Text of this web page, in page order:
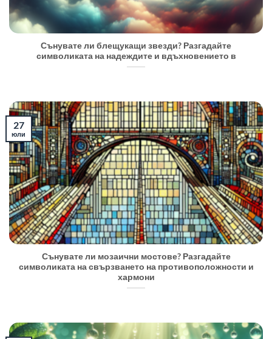
Сънувате ли блещукащи звезди? Разгадайте
символиката на надеждите и вдъхновението в
Сънувате ли мозаични мостове? Разгадайте
символиката на свързването на противоположности и
хармони
27
юли